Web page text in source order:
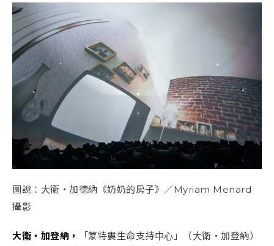
圖說：大衛・加德納《奶奶的房子》／Myriam Menard
攝影
大衛・加登納，
「蒙特婁生命支持中心」（大衛・加登納）